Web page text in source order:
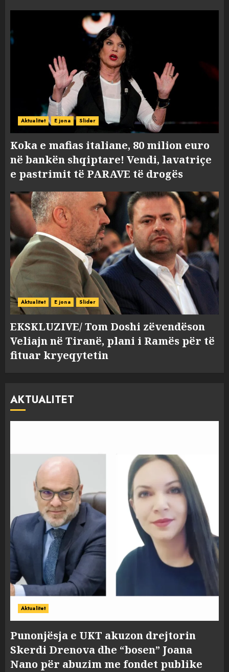
Aktualitet E jona Slider
Koka e mafias italiane, 80 milion euro
në bankën shqiptare! Vendi, lavatriçe
e pastrimit të PARAVE të drogës
Aktualitet E jona Slider
EKSKLUZIVE/ Tom Doshi zëvendëson
Veliajn në Tiranë, plani i Ramës për të
fituar kryeqytetin
AKTUALITET
Aktualitet
Punonjësja e UKT akuzon drejtorin
Skerdi Drenova dhe “bosen” Joana
Nano për abuzim me fondet publike